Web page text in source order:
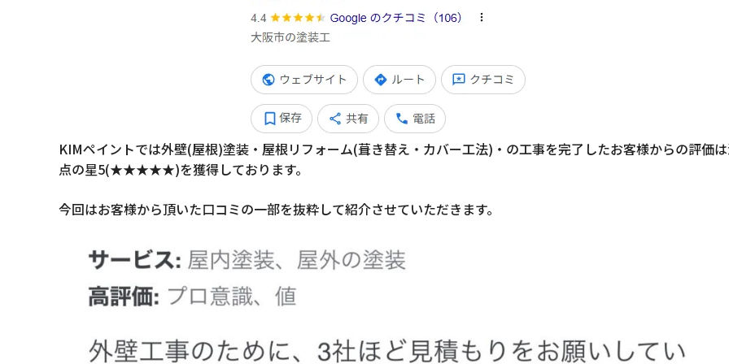
KIMペイントでは外壁(屋根)塗装・屋根リフォーム(葺き替え・カバー工法)・の工事を完了したお客様からの評価
点の星5(★★★★★)を獲得しております。
今回はお客様から頂いた口コミの一部を抜粋して紹介させていただきます。